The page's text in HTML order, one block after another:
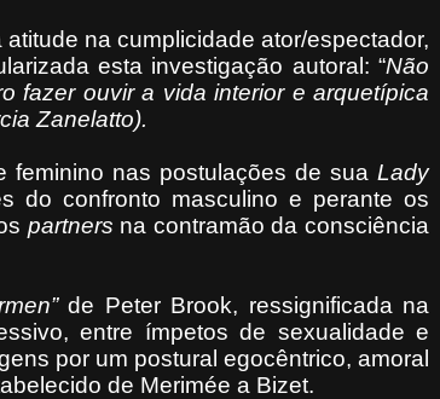
na cumplicidade ator/espectador,
esta investigação autoral: “Não
fazer ouvir a vida interior e arquetípica
Zanelatto).
feminino nas postulações de sua Lady
do confronto masculino e perante os
partners na contramão da consciência
de Peter Brook, ressignificada na
entre ímpetos de sexualidade e
por um postural egocêntrico, amoral
de Merimée a Bizet.